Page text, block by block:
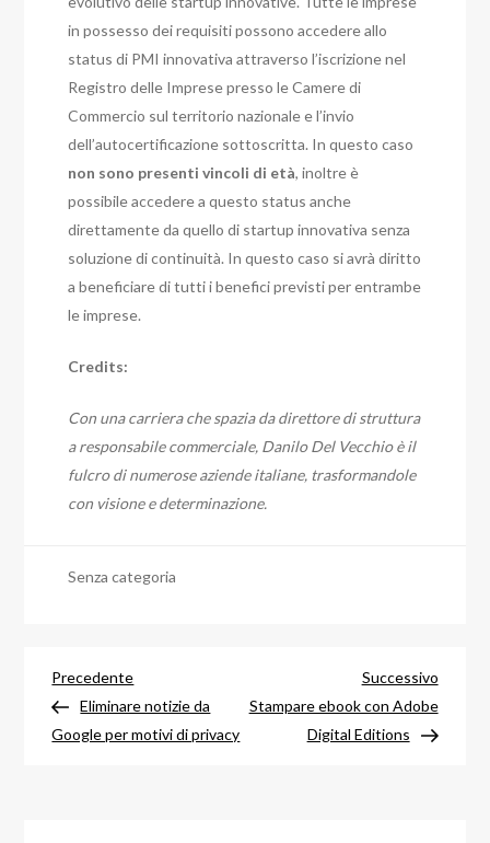
in possesso dei requisiti possono accedere allo
status di PMI innovativa attraverso l’iscrizione nel
Registro delle Imprese presso le Camere di
Commercio sul territorio nazionale e l’invio
dell’autocertificazione sottoscritta. In questo caso
non sono presenti vincoli di età, inoltre è
possibile accedere a questo status anche
direttamente da quello di startup innovativa senza
soluzione di continuità. In questo caso si avrà diritto
a beneficiare di tutti i benefici previsti per entrambe
le imprese.
Credits:
Con una carriera che spazia da direttore di struttura
a responsabile commerciale, Danilo Del Vecchio è il
fulcro di numerose aziende italiane, trasformandole
con visione e determinazione.
Senza categoria
Navigazione
articoli
Articolo
precedente
Precedente
Eliminare notizie da
Google per motivi di privacy
Successivo
Stampare ebook con Adobe
Digital Editions